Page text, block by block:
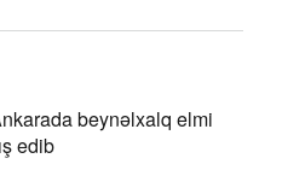
beynəlxalq elmi
edib